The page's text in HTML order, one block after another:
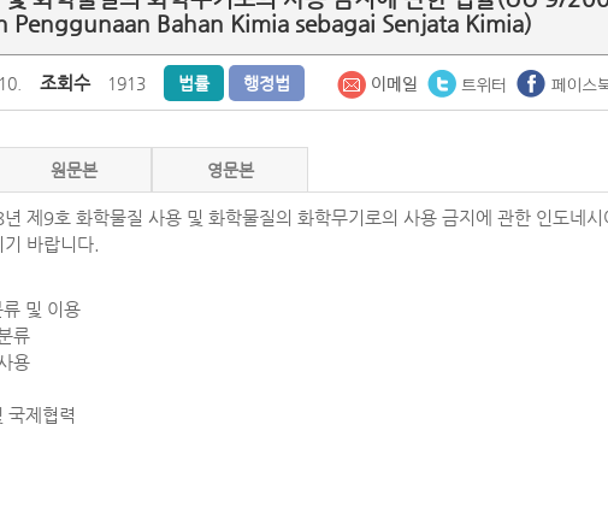
Penggunaan Bahan Kimia sebagai Senjata Kimia)
조회수 1913 법률 행정법
원문본 영문본
제9호 화학물질 사용 및 화학물질의 화학무기로의 사용 금지에 관한 인도네
바랍니다.
및 이용
류
용
국제협력